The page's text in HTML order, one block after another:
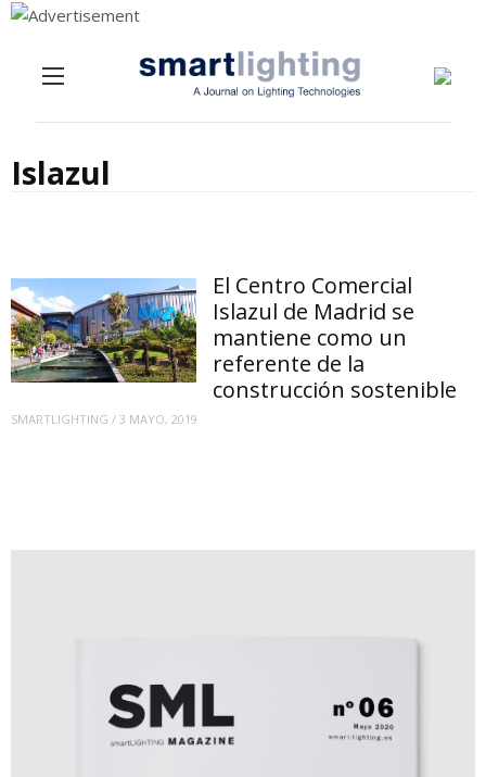
Islazul
El Centro Comercial
Islazul de Madrid se
mantiene como un
referente de la
construcción sostenible
SMARTLIGHTING / 3 MAYO, 2019